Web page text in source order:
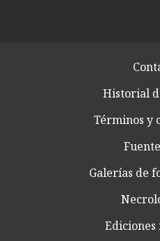
Historial
Términos y
Galerías de
Ediciones